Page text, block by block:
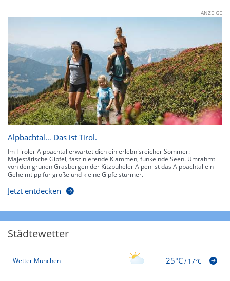
ANZEIGE
Alpbachtal… Das ist Tirol.
Im Tiroler Alpbachtal erwartet dich ein erlebnisreicher Sommer:
Majestätische Gipfel, faszinierende Klammen, funkelnde Seen. Umrahmt
von den grünen Grasbergen der Kitzbüheler Alpen ist das Alpbachtal ein
Geheimtipp für große und kleine Gipfelstürmer.
Jetzt entdecken
Städtewetter
Wetter München 25°C/17°C